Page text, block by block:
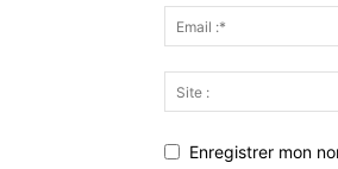
Enregistrer mon